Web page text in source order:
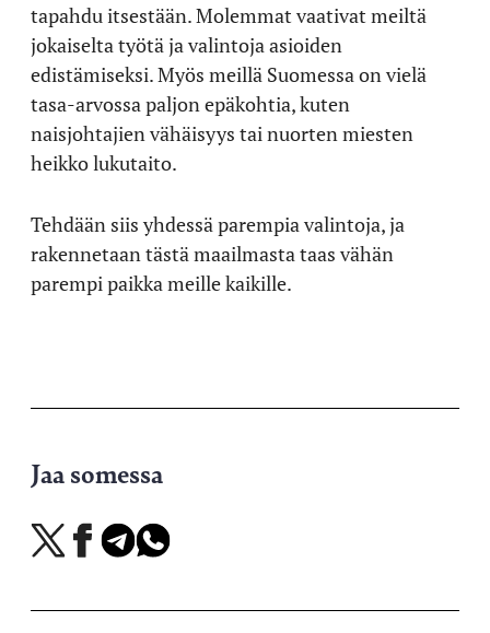
tapahdu itsestään. Molemmat vaativat meiltä
jokaiselta työtä ja valintoja asioiden
edistämiseksi. Myös meillä Suomessa on vielä
tasa-arvossa paljon epäkohtia, kuten
naisjohtajien vähäisyys tai nuorten miesten
heikko lukutaito.
Tehdään siis yhdessä parempia valintoja, ja
rakennetaan tästä maailmasta taas vähän
parempi paikka meille kaikille.
Jaa somessa
Jaa
X-
Jaa
Facebookissa
Jaa
Telegramissa
Jaa
WhatsAppissa